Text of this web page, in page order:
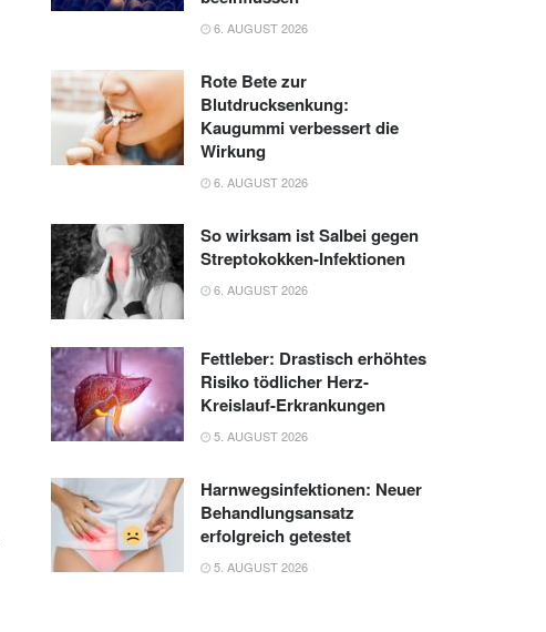
6. AUGUST 2026
Rote Bete zur
Blutdrucksenkung:
Kaugummi verbessert die
Wirkung
6. AUGUST 2026
So wirksam ist Salbei gegen
Streptokokken-Infektionen
6. AUGUST 2026
Fettleber: Drastisch erhöhtes
Risiko tödlicher Herz-
Kreislauf-Erkrankungen
5. AUGUST 2026
Harnwegsinfektionen: Neuer
Behandlungsansatz
erfolgreich getestet
5. AUGUST 2026